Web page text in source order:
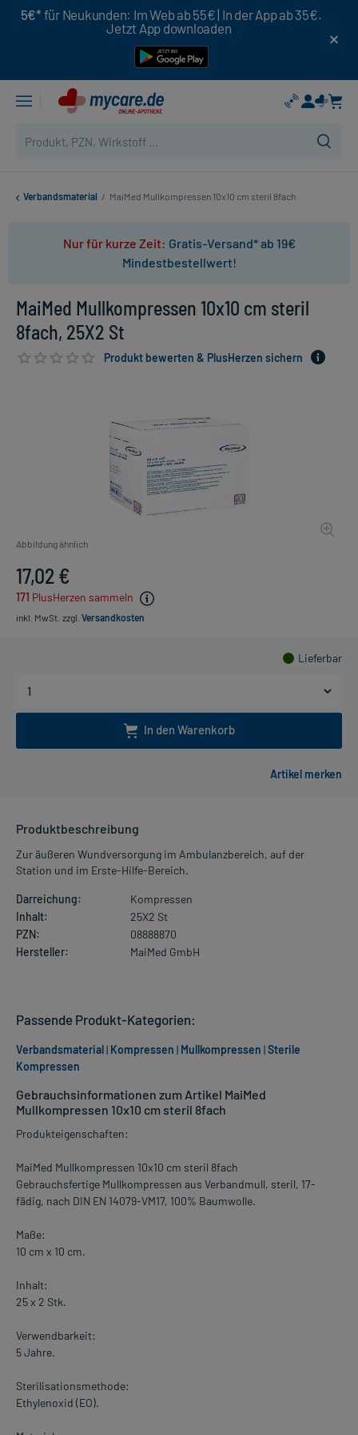
5€* für Neukunden: Im Web ab 55€ | In der App ab 35€.
Jetzt App downloaden
Verbandsmaterial / MaiMed Mullkompressen 10x10 cm steril 8fach
Nur für kurze Zeit: Gratis-Versand* ab 19€
Mindestbestellwert!
MaiMed Mullkompressen 10x10 cm steril
8fach, 25X2 St
Produkt bewerten & PlusHerzen sichern
Abbildung ähnlich
17,02 €
171 PlusHerzen sammeln
inkl. MwSt. zzgl. Versandkosten
Lieferbar
In den Warenkorb
Produktbeschreibung
Zur äußeren Wundversorgung im Ambulanzbereich, auf der
Station und im Erste-Hilfe-Bereich.
Darreichung:
Kompressen
Inhalt:
25X2 St
PZN:
08888870
Hersteller:
MaiMed GmbH
Gebrauchsinformationen zum Artikel MaiMed
Mullkompressen 10x10 cm steril 8fach
Produkteigenschaften:
MaiMed Mullkompressen 10x10 cm steril 8fach
Gebrauchsfertige Mullkompressen aus Verbandmull, steril, 17-
fädig, nach DIN EN 14079-VM17, 100% Baumwolle.
Maße:
10 cm x 10 cm.
Inhalt:
25 x 2 Stk.
Verwendbarkeit:
5 Jahre.
Sterilisationsmethode:
Ethylenoxid (EO).
Passende Produkt-Kategorien:
Verbandsmaterial| Kompressen | Mullkompressen |Sterile
Kompressen